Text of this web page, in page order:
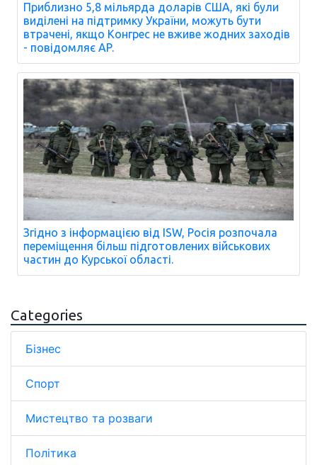
Приблизно 5,8 мільярда доларів США, які були
виділені на підтримку України, можуть бути
втрачені, якщо Конгрес не вживе жодних заходів
- повідомляє AP.
Згідно з інформацією від ISW, Росія розпочала
переміщення більш підготовлених військових
частин до Курської області.
Categories
Бізнес
Спорт
Мистецтво та розваги
Політика